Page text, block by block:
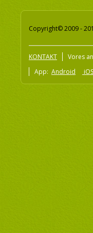
Copyright© 2009 -
KONTAKT Vores
App: Android iOS